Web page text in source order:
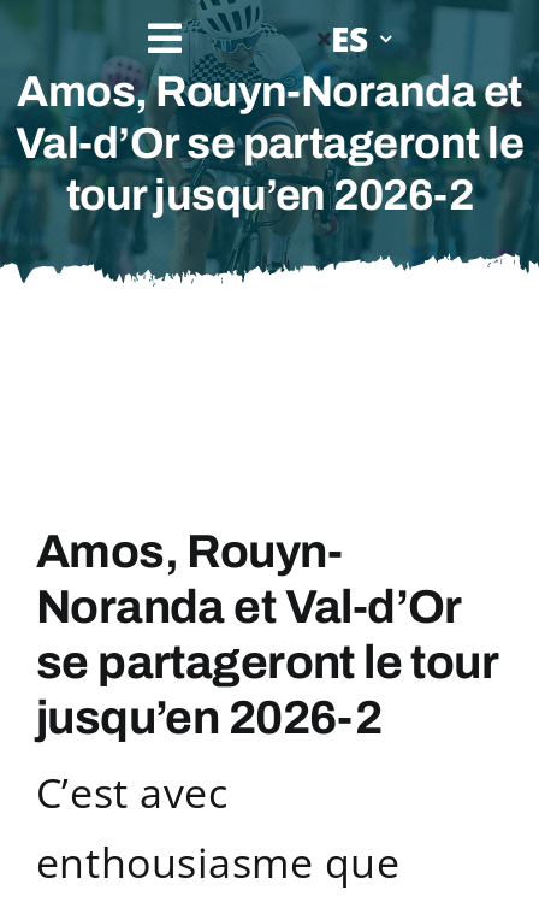
Skip
to
content
ES
Amos, Rouyn-Noranda et
Val-d’Or se partageront le
tour jusqu’en 2026-2
Amos, Rouyn-
Noranda et Val-d’Or
se partageront le tour
jusqu’en 2026-2
C’est avec
enthousiasme que